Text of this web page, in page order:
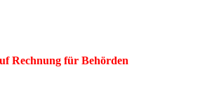
Rechnung für Behörden